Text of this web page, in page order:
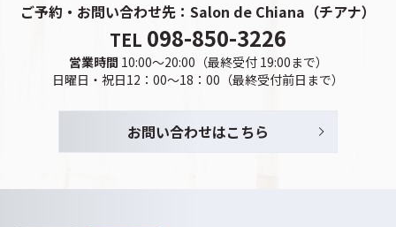
ご予約・お問い合わせ先： Salon de Chiana（チアナ）
TEL 098-850-3226
営業時間 10:00～20:00（最終受付 19:00まで）
日曜日・祝日12：00～18：00（最終受付前日まで）
お問い合わせはこちら